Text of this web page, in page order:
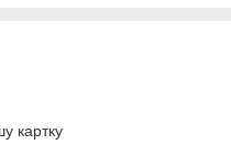
картку